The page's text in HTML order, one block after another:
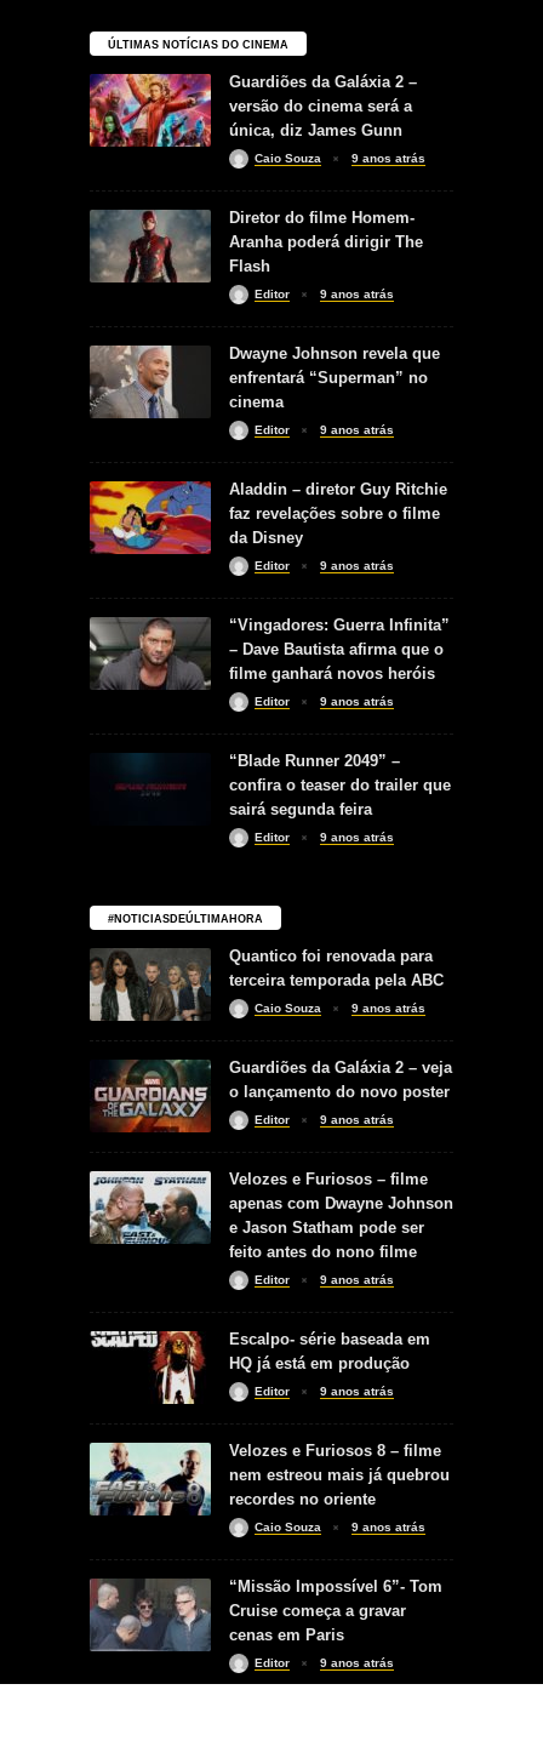
ÚLTIMAS NOTÍCIAS DO CINEMA
Guardiões da Galáxia 2 –
versão do cinema será a
única, diz James Gunn
Caio Souza 9 anos atrás
Diretor do filme Homem-
Aranha poderá dirigir The
Flash
Editor 9 anos atrás
Dwayne Johnson revela que
enfrentará “Superman” no
cinema
Editor 9 anos atrás
Aladdin – diretor Guy Ritchie
faz revelações sobre o filme
da Disney
Editor 9 anos atrás
“Vingadores: Guerra Infinita”
– Dave Bautista afirma que o
filme ganhará novos heróis
Editor 9 anos atrás
“Blade Runner 2049” –
confira o teaser do trailer que
sairá segunda feira
Editor 9 anos atrás
#NOTICIASDEÚLTIMAHORA
Quantico foi renovada para
terceira temporada pela ABC
Caio Souza 9 anos atrás
Guardiões da Galáxia 2 – veja
o lançamento do novo poster
Editor 9 anos atrás
Velozes e Furiosos – filme
apenas com Dwayne Johnson
e Jason Statham pode ser
feito antes do nono filme
Editor 9 anos atrás
Escalpo- série baseada em
HQ já está em produção
Editor 9 anos atrás
Velozes e Furiosos 8 – filme
nem estreou mais já quebrou
recordes no oriente
Caio Souza 9 anos atrás
“Missão Impossível 6”- Tom
Cruise começa a gravar
cenas em Paris
Editor 9 anos atrás